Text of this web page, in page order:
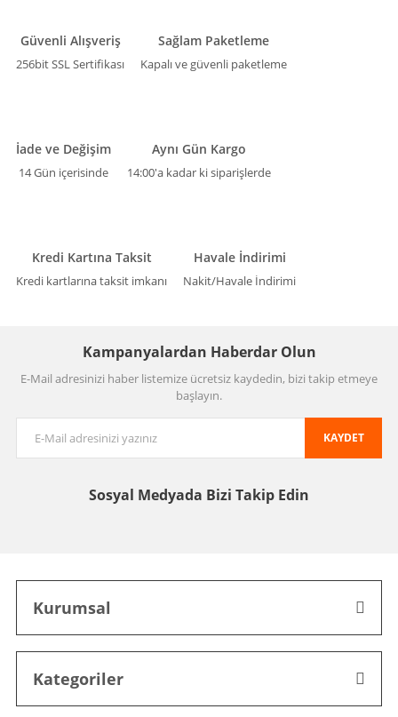
Güvenli Alışveriş
256bit SSL Sertifikası
Sağlam Paketleme
Kapalı ve güvenli paketleme
İade ve Değişim
14 Gün içerisinde
Aynı Gün Kargo
14:00'a kadar ki siparişlerde
Kredi Kartına Taksit
Kredi kartlarına taksit imkanı
Havale İndirimi
Nakit/Havale İndirimi
Kampanyalardan Haberdar Olun
E-Mail adresinizi haber listemize ücretsiz kaydedin, bizi takip etmeye
başlayın.
KAYDET
Sosyal Medyada Bizi Takip Edin
Kurumsal
Kategoriler